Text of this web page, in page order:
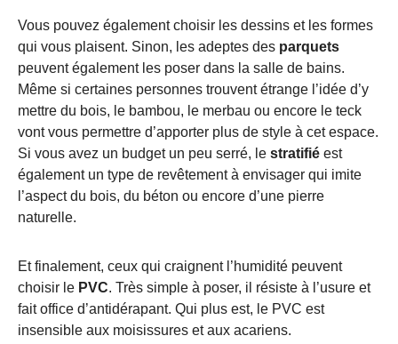
Vous pouvez également choisir les dessins et les formes
qui vous plaisent. Sinon, les adeptes des parquets
peuvent également les poser dans la salle de bains.
Même si certaines personnes trouvent étrange l’idée d’y
mettre du bois, le bambou, le merbau ou encore le teck
vont vous permettre d’apporter plus de style à cet espace.
Si vous avez un budget un peu serré, le stratifié est
également un type de revêtement à envisager qui imite
l’aspect du bois, du béton ou encore d’une pierre
naturelle.
Et finalement, ceux qui craignent l’humidité peuvent
choisir le PVC. Très simple à poser, il résiste à l’usure et
fait office d’antidérapant. Qui plus est, le PVC est
insensible aux moisissures et aux acariens.